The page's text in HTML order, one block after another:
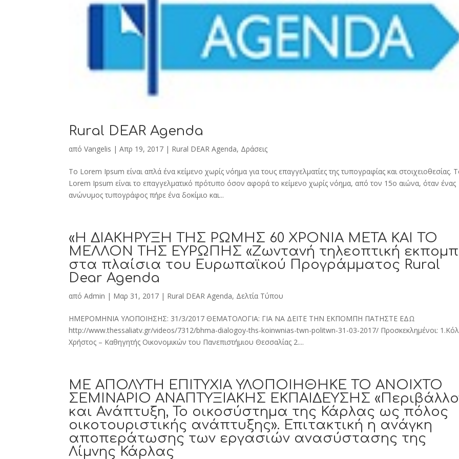
Rural DEAR Agenda
απόVangelis |Απρ 19, 2017 | Rural DEAR Agenda, Δράσεις
Το Lorem Ipsum είναι απλά ένα κείμενο χωρίς νόημα για τους επαγγελματίες της τυπογραφίας και στοιχειοθεσίας.
Lorem Ipsum είναι το επαγγελματικό πρότυπο όσον αφορά το κείμενο χωρίς νόημα, από τον 15ο αιώνα, όταν ένας
ανώνυμος τυπογράφος πήρε ένα δοκίμιο και...
«Η ΔΙΑΚΗΡΥΞΗ ΤΗΣ ΡΩΜΗΣ 60 ΧΡΟΝΙΑ ΜΕΤΑ ΚΑΙ ΤΟ
ΜΕΛΛΟΝ ΤΗΣ ΕΥΡΩΠΗΣ «Ζωντανή τηλεοπτική
στα πλαίσια του Ευρωπαϊκού Προγράμματος Rural
Dear Agenda
απόAdmin | Μαρ 31, 2017 | Rural DEAR Agenda, Δελτία Τύπου
ΗΜΕΡΟΜΗΝΙΑ ΥΛΟΠΟΙΗΣΗΣ: 31/3/2017 ΘΕΜΑΤΟΛΟΓΙΑ: ΓΙΑ ΝΑ ΔΕΙΤΕ ΤΗΝ ΕΚΠΟΜΠΗ ΠΑΤΗΣΤΕ ΕΔΩ
http://www.thessaliatv.gr/videos/7312/bhma-dialogoy-ths-koinwnias-twn-politwn-31-03-2017/ Προσκεκλημένοι:
Χρήστος – Καθηγητής Οικονομικών του Πανεπιστήμιου Θεσσαλίας 2....
ΜΕ ΑΠΟΛΥΤΗ ΕΠΙΤΥΧΙΑ ΥΛΟΠΟΙΗΘΗΚΕ ΤΟ ΑΝΟΙΧΤΟ
ΣΕΜΙΝΑΡΙΟ ΑΝΑΠΤΥΞΙΑΚΗΣ ΕΚΠΑΙΔΕΥΣΗΣ
και Ανάπτυξη, Το οικοσύστημα της Κάρλας ως πόλος
οικοτουριστικής ανάπτυξης». Επιτακτική η ανάγκη
αποπεράτωσης των εργασιών ανασύστασης της
Λίμνης Κάρλας